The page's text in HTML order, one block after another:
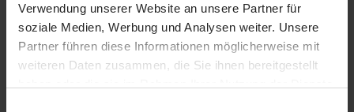
Verwendung unserer Website an unsere Partner für
soziale Medien, Werbung und Analysen weiter. Unsere
Partner führen diese Informationen möglicherweise mit
weiteren Daten zusammen, die Sie ihnen bereitgestellt